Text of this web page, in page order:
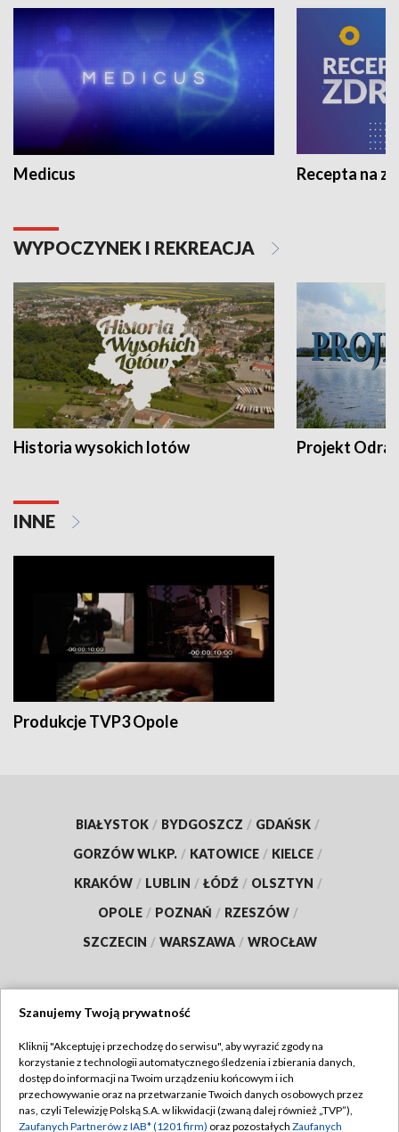
Medicus Recepta na
WYPOCZYNEK I REKREACJA
Historia wysokich lotów Projekt Odra
INNE
Produkcje TVP3 Opole
BIAŁYSTOK / BYDGOSZCZ / GDAŃSK /
GORZÓW WLKP. / KATOWICE / KIELCE /
KRAKÓW / LUBLIN / ŁÓDŹ / OLSZTYN /
OPOLE / POZNAŃ / RZESZÓW /
SZCZECIN / WARSZAWA / WROCŁAW
TVP
Abonament TVP
Emisja w TVP
Regulamin TVP
Polityka prywatności
Szanujemy Twoją prywatność
Kliknij "Akceptuję i przechodzę do serwisu", aby wyrazić zgody na
korzystanie z technologii automatycznego śledzenia i zbierania danych,
dostęp do informacji na Twoim urządzeniu końcowym i ich
przechowywanie oraz na przetwarzanie Twoich danych osobowych przez
nas, czyli Telewizję Polską S.A. w likwidacji (zwaną dalej również „TVP”),
Zaufanych Partnerów z IAB* (1201 firm) oraz pozostałych Zaufanych